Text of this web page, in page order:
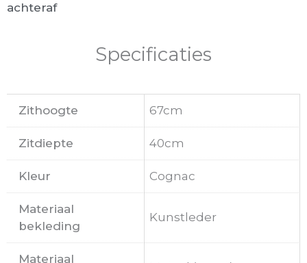
achteraf
Specificaties
Zithoogte 67cm
Zitdiepte 40cm
Kleur Cognac
Materiaal
bekleding
Kunstleder
Materiaal